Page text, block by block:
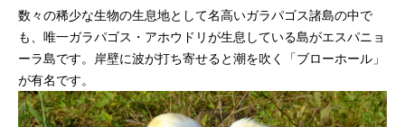
クルーズ検索
キャンペーン・特集
クルーズの楽しみ方
数々の稀少な生物の生息地として名高いガラパゴス諸島の中で
も、唯一ガラパゴス・アホウドリが生息している島がエスパニョ
ーラ島です。岸壁に波が打ち寄せると潮を吹く「ブローホール」
が有名です。